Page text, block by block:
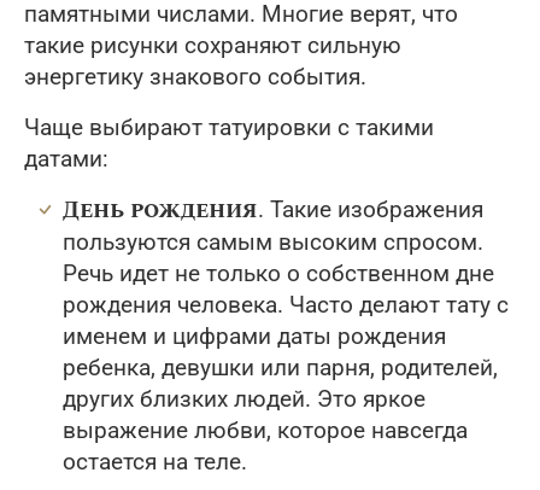
памятными числами. Многие верят, что
такие рисунки сохраняют сильную
энергетику знакового события.
Чаще выбирают татуировки с такими
датами:
День рождения. Такие изображения
пользуются самым высоким спросом.
Речь идет не только о собственном дне
рождения человека. Часто делают тату с
именем и цифрами даты рождения
ребенка, девушки или парня, родителей,
других близких людей. Это яркое
выражение любви, которое навсегда
остается на теле.